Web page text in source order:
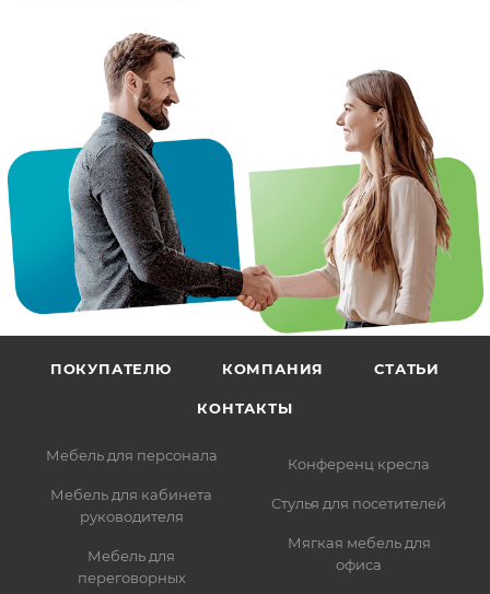
ПОКУПАТЕЛЮ КОМПАНИЯ СТАТЬИ
КОНТАКТЫ
Мебель для персонала
Мебель для кабинета
руководителя
Мебель для
переговорных
Конференц кресла
Стулья для посетителей
Мягкая мебель для
офиса